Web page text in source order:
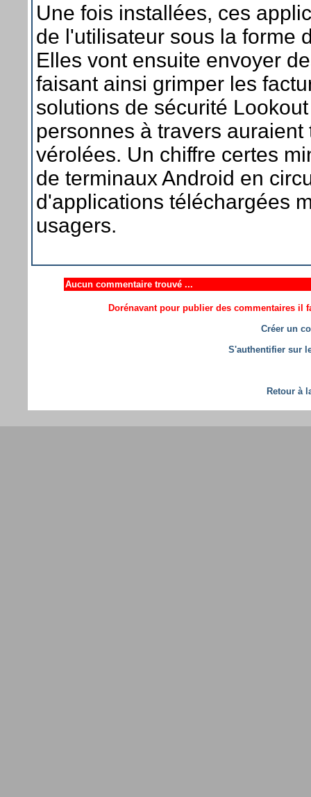
Une fois installées, ces
de l'utilisateur sous la forme
Elles vont ensuite envoyer
faisant ainsi grimper les
solutions de sécurité
personnes à travers
vérolées. Un chiffre certes
de terminaux Android en
d'applications téléchargées
usagers.
Aucun commentaire trouvé ...
Dorénavant pour publier des commentaires il
Créer un
S'authentifier sur
Retour à